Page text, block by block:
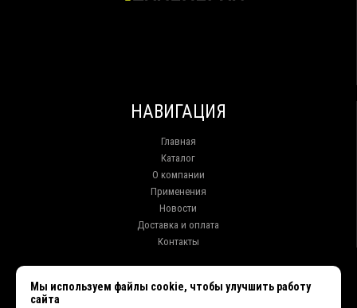
НАВИГАЦИЯ
Главная
Каталог
О компании
Применения
Новости
Доставка и оплата
Контакты
Мы используем файлы cookie, чтобы улучшить работу
сайта